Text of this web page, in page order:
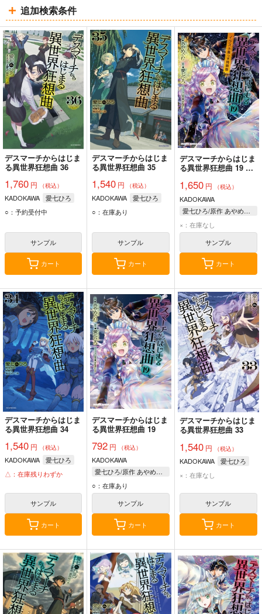
ム
表
示
ム
表
示
ム
表
示
追加検索条件
デスマーチからはじま
る異世界狂想曲 36
1,760 円 （税込）
KADOKAWA
愛七ひろ
○：予約受付中
サンプル
カート
デスマーチからはじま
る異世界狂想曲 35
1,540 円 （税込）
KADOKAWA
愛七ひろ
○：在庫あり
サンプル
カート
デスマーチからはじま
る異世界狂想曲 19 イ
1,650円 （税込）
KADOKAWA
愛七ひろ/原作 あやめぐむ/作画 shri/キャラクター原案
×：在庫なし
サンプル
カート
デスマーチからはじま
る異世界狂想曲 34
1,540 円 （税込）
KADOKAWA
愛七ひろ
△：在庫残りわずか
サンプル
カート
デスマーチからはじま
る異世界狂想曲 19
792 円 （税込）
KADOKAWA
愛七ひろ/原作 あやめぐむ/作画 shri/キャラクター原案
○：在庫あり
サンプル
カート
デスマーチからはじま
る異世界狂想曲 33
1,540円 （税込）
KADOKAWA
愛七ひろ
×：在庫なし
サンプル
カート